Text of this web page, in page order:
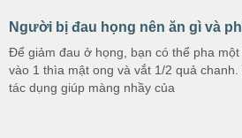
Người bị đau họng nên ăn gì và
Để giảm đau ở họng, bạn có thể pha
vào 1 thìa mật ong và vắt 1/2 quả
tác dụng giúp màng nhầy của